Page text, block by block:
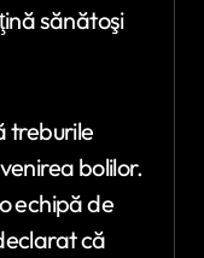
sănătoşi
treburile
bolilor.
echipă de
că